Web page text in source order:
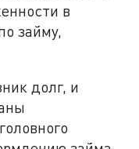
в
займу,
долг, и